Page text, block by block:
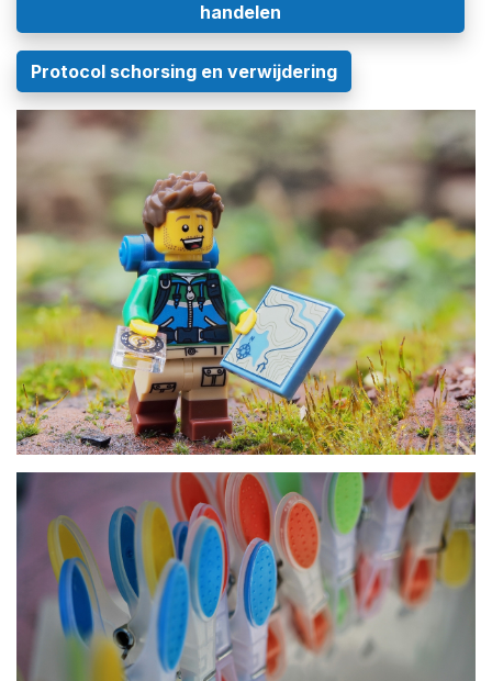
handelen
Protocol schorsing en verwijdering